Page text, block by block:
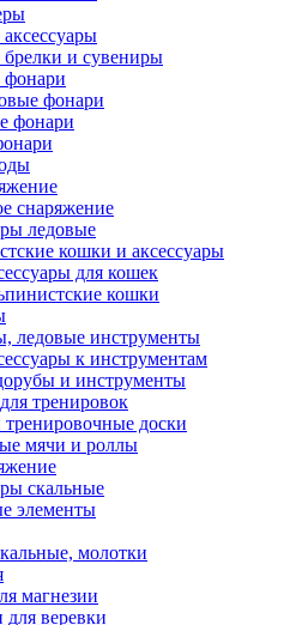
брелки и сувениры
фонари
фонари
фонари
снаряжение
ледовые
кошки и аксессуары
для кошек
кошки
ледовые инструменты
к инструментам
и инструменты
тренировок
доски
мячи и роллы
скальные
элементы
молотки
магнезии
для веревки